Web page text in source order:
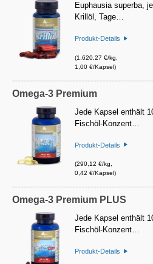
Euphausia superba,
Krillöl, Tage…
Produkt-Details
(1.620,27 €/kg,
1,00 €/Kapsel)
Omega-3 Premium
Jede Kapsel enthält
Fischöl-Konzent…
Produkt-Details
(290,12 €/kg,
0,42 €/Kapsel)
Omega-3 Premium PLUS
Jede Kapsel enthält
Fischöl-Konzent…
Produkt-Details